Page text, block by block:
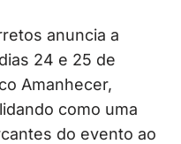
anuncia a
24 e 25 de
Amanhecer,
como uma
do evento ao